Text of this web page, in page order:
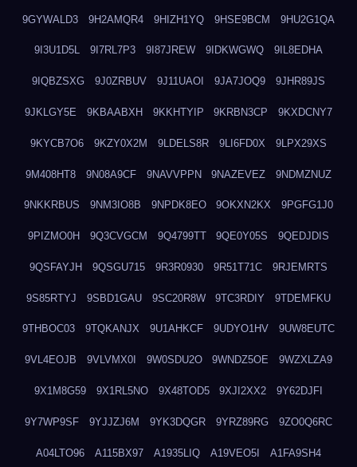
9GYWALD3 9H2AMQR4 9HIZH1YQ 9HSE9BCM 9HU2G1QA
9I3U1D5L 9I7RL7P3 9I87JREW 9IDKWGWQ 9IL8EDHA
9IQBZSXG 9J0ZRBUV 9J11UAOI 9JA7JOQ9 9JHR89JS
9JKLGY5E 9KBAABXH 9KKHTYIP 9KRBN3CP 9KXDCNY7
9KYCB7O6 9KZY0X2M 9LDELS8R 9LI6FD0X 9LPX29XS
9M408HT8 9N08A9CF 9NAVVPPN 9NAZEVEZ 9NDMZNUZ
9NKKRBUS 9NM3IO8B 9NPDK8EO 9OKXN2KX 9PGFG1J0
9PIZMO0H 9Q3CVGCM 9Q4799TT 9QE0Y05S 9QEDJDIS
9QSFAYJH 9QSGU715 9R3R0930 9R51T71C 9RJEMRTS
9S85RTYJ 9SBD1GAU 9SC20R8W 9TC3RDIY 9TDEMFKU
9THBOC03 9TQKANJX 9U1AHKCF 9UDYO1HV 9UW8EUTC
9VL4EOJB 9VLVMX0I 9W0SDU2O 9WNDZ5OE 9WZXLZA9
9X1M8G59 9X1RL5NO 9X48TOD5 9XJI2XX2 9Y62DJFI
9Y7WP9SF 9YJJZJ6M 9YK3DQGR 9YRZ89RG 9ZO0Q6RC
A04LTO96 A115BX97 A1935LIQ A19VEO5I A1FA9SH4